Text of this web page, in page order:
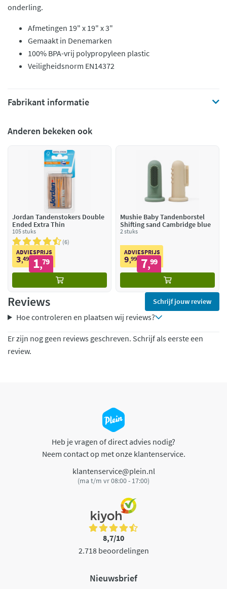
onderling.
Afmetingen 19" x 19" x 3"
Gemaakt in Denemarken
100% BPA-vrij polypropyleen plastic
Veiligheidsnorm EN14372
Fabrikant informatie
Anderen bekeken ook
Jordan Tandenstokers Double
Ended Extra Thin
105 stuks
6
ADVIESPRIJS
3,49 1,79
Mushie Baby Tandenborstel
Shifting sand Cambridge blue
2 stuks
ADVIESPRIJS
9,99 7,99
Reviews Schrijf jouw review
Hoe controleren en plaatsen wij reviews?
Er zijn nog geen reviews geschreven. Schrijf als eerste een
review.
Heb je vragen of direct advies nodig?
Neem contact op met onze klantenservice.
klantenservice@plein.nl
(ma t/m vr 08:00 - 17:00)
8,7/10
2.718 beoordelingen
Nieuwsbrief